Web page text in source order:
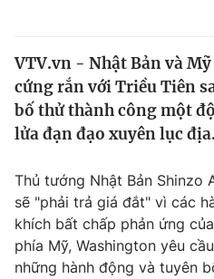
Thế giới
Tin tức
Thế giới đó đây
Câu chuyện quốc tế
Tài chính
Thị trường
Góc doanh nghiệp
Dữ liệu và đời sống
Truyền hình
VTV.vn - Nhật Bản và
cứng rắn với Triều Tiên
bố thử thành công một
lửa đạn đạo xuyên lục địa.
Thủ tướng Nhật Bản Shinzo
sẽ "phải trả giá đắt" vì các
khích bất chấp phản ứng
phía Mỹ, Washington yêu
những hành động và tuyên